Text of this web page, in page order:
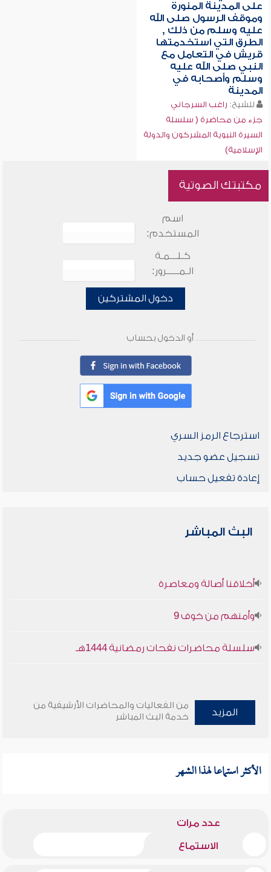
على المدينة المنورة
وموقف الرسول صلى الله
عليه وسلم من ذلك ,
الطرق التي استخدمتها
قريش في التعامل مع
النبي صلى الله عليه
وسلم وأصحابه في
المدينة
للشيخ: راغب السرجاني
جزء من محاضرة ( سلسلة
السيرة النبوية المشركون والدولة
الإسلامية)
مكتبتك الصوتية
اسم
المستخدم:
كـلـــمـة
الـمـــــرور:
دخول المشتركين
أو الدخول بحساب
استرجاع الرمز السري
تسجيل عضو جديد
إعادة تفعيل حساب
البث المباشر
أخلاقنا أصالة ومعاصرة
وأمنهم من خوف 9
سلسلة محاضرات نفحات رمضانية 1444هـ
المزيد
من الفعاليات والمحاضرات الأرشيفية من
خدمة البث المباشر
الأكثر استماعا لهذا الشهر
عدد مرات
الاستماع